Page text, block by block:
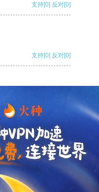
支持[0] 反对[0]
支持[0] 反对[0]
支持
支持[0] 反对[0]